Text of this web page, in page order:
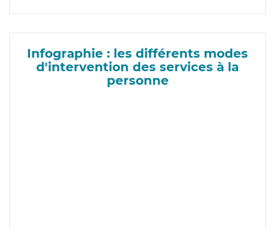
Infographie : les différents modes
d'intervention des services à la
personne